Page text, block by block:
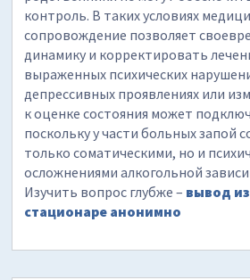
контроль. В таких условиях
сопровождение позволяет
динамику и корректировать
выраженных психических
депрессивных проявлениях или
к оценке состояния может
поскольку у части больных запой
только соматическими, но и
осложнениями алкогольной
Изучить вопрос глубже – вывод
стационаре анонимно